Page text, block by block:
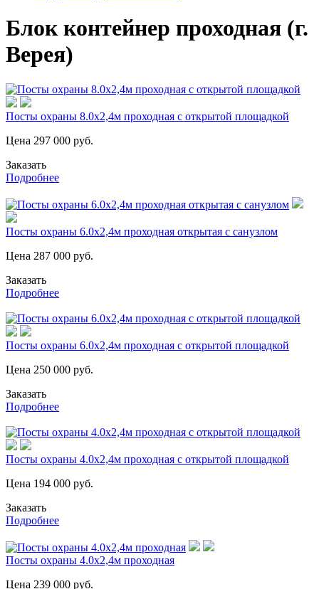
Блок контейнер проходная (г.
Верея)
Посты охраны 8.0х2,4м проходная с открытой площадкой
Цена 297 000 руб.
Заказать
Подробнее
Посты охраны 6.0х2,4м проходная открытая с санузлом
Цена 287 000 руб.
Заказать
Подробнее
Посты охраны 6.0х2,4м проходная с открытой площадкой
Цена 250 000 руб.
Заказать
Подробнее
Посты охраны 4.0х2,4м проходная с открытой площадкой
Цена 194 000 руб.
Заказать
Подробнее
Посты охраны 4.0х2,4м проходная
Цена 239 000 руб.